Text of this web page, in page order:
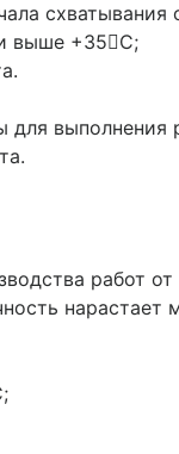
схватывания
выше +35С;
выполнения
работ
нарастает